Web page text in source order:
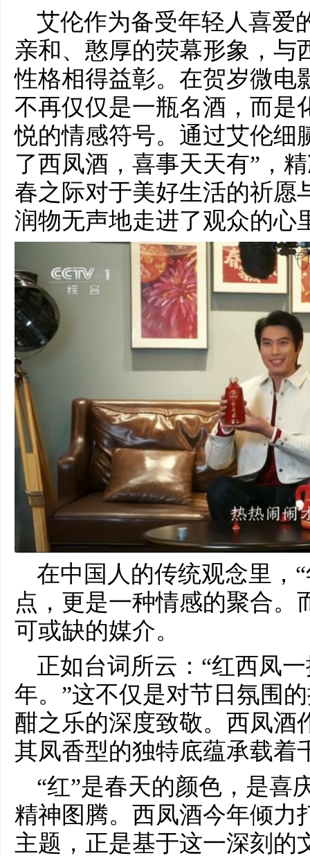
艾伦作为备受年轻人喜爱
亲和、憨厚的荧幕形象，与
性格相得益彰。在贺岁微电
不再仅仅是一瓶名酒，而是
悦的情感符号。通过艾伦细
了西凤酒，喜事天天有”，
春之际对于美好生活的祈愿
润物无声地走进了观众的心
在中国人的传统观念里，
点，更是一种情感的聚合。
可或缺的媒介。
正如台词所云：“红西凤
年。”这不仅是对节日氛围
酣之乐的深度致敬。西凤酒
其凤香型的独特底蕴承载着
“红”是春天的颜色，是喜
精神图腾。西凤酒今年倾力
主题，正是基于这一深刻的